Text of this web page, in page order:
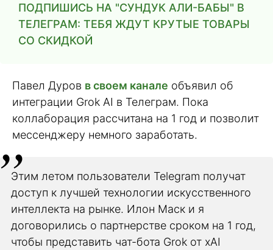
ПОДПИШИСЬ НА "СУНДУК АЛИ-БАБЫ" В
ТЕЛЕГРАМ: ТЕБЯ ЖДУТ КРУТЫЕ ТОВАРЫ
СО СКИДКОЙ
Павел Дуров в своем канале объявил об
интеграции Grok AI в Телеграм. Пока
коллаборация рассчитана на 1 год и позволит
мессенджеру немного заработать.
Этим летом пользователи Telegram получат
доступ к лучшей технологии искусственного
интеллекта на рынке. Илон Маск и я
договорились о партнерстве сроком на 1 год,
чтобы представить чат-бота Grok от xAI